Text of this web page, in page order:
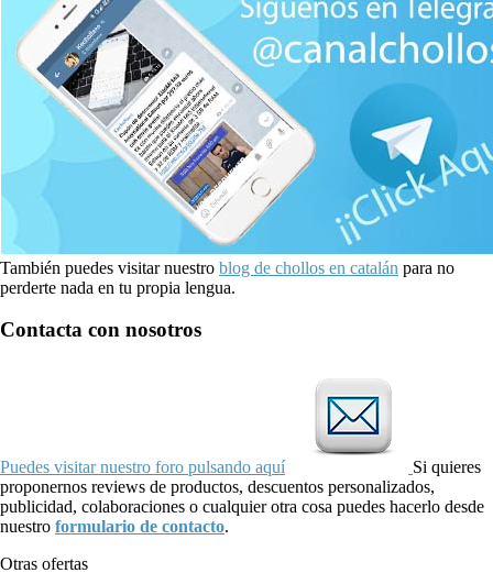
También puedes visitar nuestro blog de chollos en catalán para no
perderte nada en tu propia lengua.
Contacta con nosotros
Puedes visitar nuestro foro pulsando aquí
Si quieres
proponernos reviews de productos, descuentos personalizados,
publicidad, colaboraciones o cualquier otra cosa puedes hacerlo desde
nuestro formulario de contacto.
Otras ofertas